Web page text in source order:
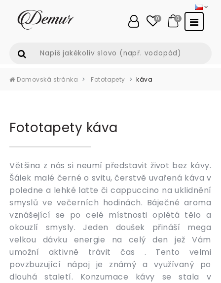
0 0
Domovská stránka Fototapety káva
Fototapety káva
Většina z nás si neumí představit život bez kávy.
Šálek malé černé o svitu, čerstvě uvařená káva v
poledne a lehké latte či cappuccino na uklidnění
smyslů ve večerních hodinách. Báječné aroma
vznášející se po celé místnosti oplétá tělo a
okouzlí smysly. Jeden doušek přináší mega
velkou dávku energie na celý den jež Vám
umožní aktivně trávit čas . Tento velmi
povzbuzující nápoj je známý a využívaný po
dlouhá staletí. Konzumace kávy se stala v